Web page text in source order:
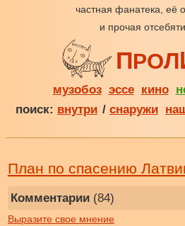
частная фанатека, её
и прочая
ПРОЛ
музобоз эссе кино
поиск: внутри / снаружи
План по спасению
Комментарии (84)
Выразите свое мнение